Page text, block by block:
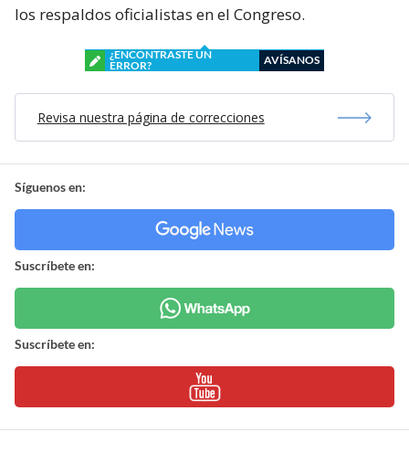
los respaldos oficialistas en el Congreso.
¿ENCONTRASTE UN
ERROR?
AVÍSANOS
Revisa nuestra página de correcciones
Síguenos en:
Suscríbete en:
Suscríbete en: